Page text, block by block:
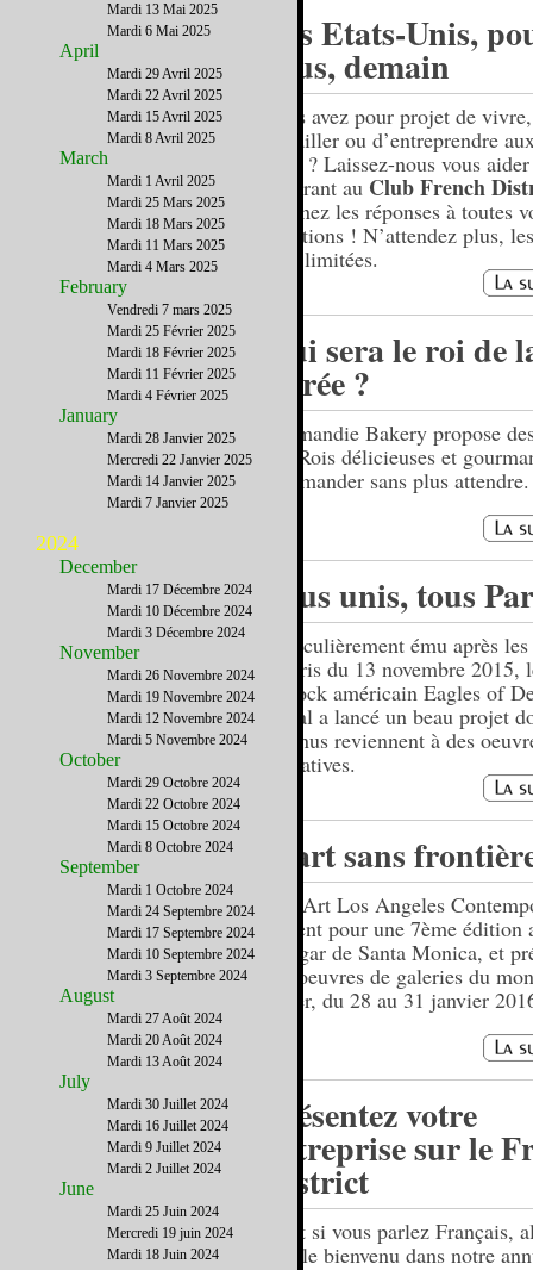
Les Etats-Unis,
vous, demain
Vous avez pour projet de
travailler ou d’entreprendre
Unis ? Laissez-nous vous
adhérant au Club French
obtenez les réponses à toutes
questions ! N’attendez plus,
sont limitées.
Qui sera le roi de
soirée ?
Normandie Bakery propose
des Rois délicieuses et
commander sans plus attendre.
Tous unis, tous
Particulièrement ému après
à Paris du 13 novembre 2015,
de rock américain Eagles of
Metal a lancé un beau projet
revenus reviennent à des
caritatives.
L’art sans
The Art Los Angeles
revient pour une 7ème édition
Hangar de Santa Monica, et
des oeuvres de galeries du
entier, du 28 au 31 janvier
Présentez votre
entreprise sur le
District
….et si vous parlez Français,
êtes le bienvenu dans notre
Mardi 13 Mai 2025
Mardi 6 Mai 2025
April
Mardi 29 Avril 2025
Mardi 22 Avril 2025
Mardi 15 Avril 2025
Mardi 8 Avril 2025
March
Mardi 1 Avril 2025
Mardi 25 Mars 2025
Mardi 18 Mars 2025
Mardi 11 Mars 2025
Mardi 4 Mars 2025
February
Vendredi 7 mars 2025
Mardi 25 Février 2025
Mardi 18 Février 2025
Mardi 11 Février 2025
Mardi 4 Février 2025
January
Mardi 28 Janvier 2025
Mercredi 22 Janvier 2025
Mardi 14 Janvier 2025
Mardi 7 Janvier 2025
2024
December
Mardi 17 Décembre 2024
Mardi 10 Décembre 2024
Mardi 3 Décembre 2024
November
Mardi 26 Novembre 2024
Mardi 19 Novembre 2024
Mardi 12 Novembre 2024
Mardi 5 Novembre 2024
October
Mardi 29 Octobre 2024
Mardi 22 Octobre 2024
Mardi 15 Octobre 2024
Mardi 8 Octobre 2024
September
Mardi 1 Octobre 2024
Mardi 24 Septembre 2024
Mardi 17 Septembre 2024
Mardi 10 Septembre 2024
Mardi 3 Septembre 2024
August
Mardi 27 Août 2024
Mardi 20 Août 2024
Mardi 13 Août 2024
July
Mardi 30 Juillet 2024
Mardi 16 Juillet 2024
Mardi 9 Juillet 2024
Mardi 2 Juillet 2024
June
Mardi 25 Juin 2024
Mercredi 19 juin 2024
Mardi 18 Juin 2024